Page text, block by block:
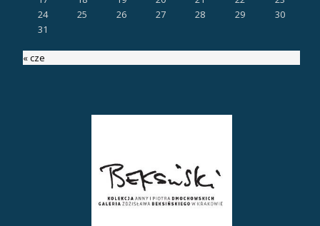
24
25 26 27 28 29
30
31
« cze